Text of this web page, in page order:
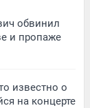
обвинил
и пропаже
известно о
на концерте